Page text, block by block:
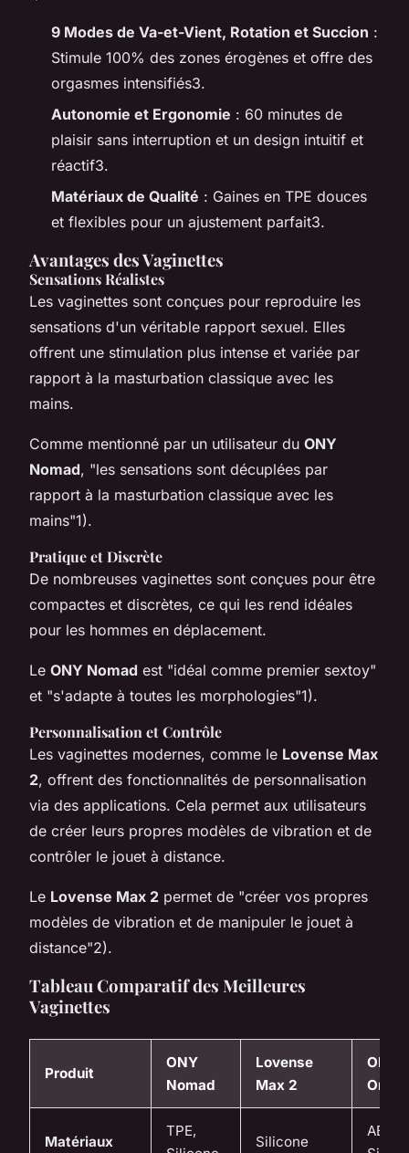
9 Modes de Va-et-Vient, Rotation et Succion :
Stimule 100% des zones érogènes et offre des
orgasmes intensifiés3.
Autonomie et Ergonomie : 60 minutes de
plaisir sans interruption et un design intuitif et
réactif3.
Matériaux de Qualité : Gaines en TPE douces
et flexibles pour un ajustement parfait3.
Avantages des Vaginettes
Sensations Réalistes
Les vaginettes sont conçues pour reproduire les
sensations d'un véritable rapport sexuel. Elles
offrent une stimulation plus intense et variée par
rapport à la masturbation classique avec les
mains.
Comme mentionné par un utilisateur du ONY
Nomad, "les sensations sont décuplées par
rapport à la masturbation classique avec les
mains"1).
Pratique et Discrète
De nombreuses vaginettes sont conçues pour être
compactes et discrètes, ce qui les rend idéales
pour les hommes en déplacement.
Le ONY Nomad est "idéal comme premier sextoy"
et "s'adapte à toutes les morphologies"1).
Personnalisation et Contrôle
Les vaginettes modernes, comme le Lovense Max
2, offrent des fonctionnalités de personnalisation
via des applications. Cela permet aux utilisateurs
de créer leurs propres modèles de vibration et de
contrôler le jouet à distance.
Le Lovense Max 2 permet de "créer vos propres
modèles de vibration et de manipuler le jouet à
distance"2).
Tableau Comparatif des Meilleures
Vaginettes
Produit
ONY
Nomad
Lovense
Max 2
ONY
One
Matériaux
TPE,
Silicone
ABS,